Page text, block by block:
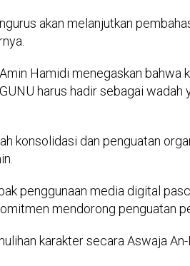
akan melanjutkan
Hamidi menegaskan
harus hadir sebagai
konsolidasi dan penguatan
penggunaan media digital
mendorong penguatan
karakter secara Aswaja